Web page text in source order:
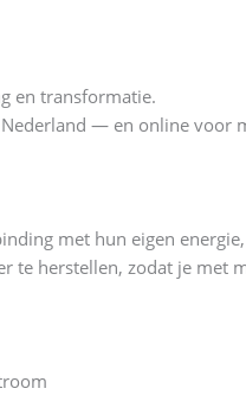
en transformatie.
— en online
met hun eigen
herstellen, zodat je met